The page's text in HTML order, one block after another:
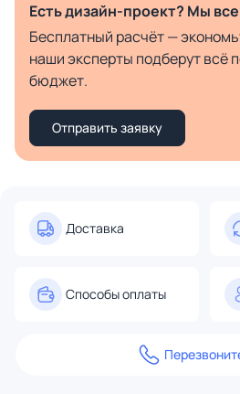
Есть дизайн-проект? Мы
Бесплатный расчёт —
наши эксперты подберут всё
бюджет.
Отправить заявку
Доставка
Способы оплаты